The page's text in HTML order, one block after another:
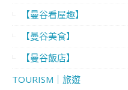
【曼谷看屋趣】
【曼谷美食】
【曼谷飯店】
TOURISM｜旅遊